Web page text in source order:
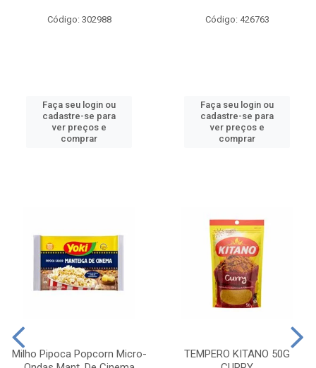
Código: 302988
Faça seu login ou
cadastre-se para
ver preços e
comprar
Código: 426763
Faça seu login ou
cadastre-se para
ver preços e
comprar
Milho Pipoca Popcorn Micro-
TEMPERO KITANO 50G